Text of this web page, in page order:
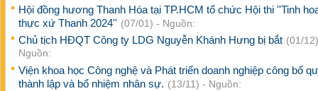
Hội đồng hương Thanh Hóa tại TP.HCM tổ chức Hội thi ''Tinh
thực xứ Thanh 2024'' (07/01) - Nguồn:
Chủ tịch HĐQT Công ty LDG Nguyễn Khánh Hưng bị bắt (01/
Nguồn:
Viện khoa học Công nghệ và Phát triển doanh nghiệp công bố
thành lập và bổ nhiệm nhân sự. (13/11) - Nguồn: